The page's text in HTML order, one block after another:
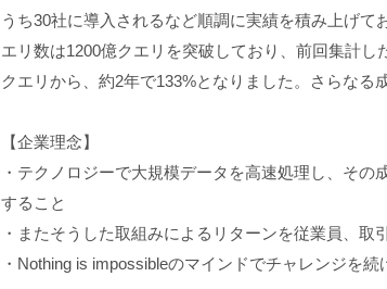
うち30社に導入されるなど順調に実績を積み上げて
エリ数は1200億クエリを突破しており、前回集計し
クエリから、約2年で133%となりました。さらなる
【企業理念】
・テクノロジーで大規模データを高速処理し、そ
すること
・またそうした取組みによるリターンを従業員、取
・Nothing is impossibleのマインドでチャレンジを続